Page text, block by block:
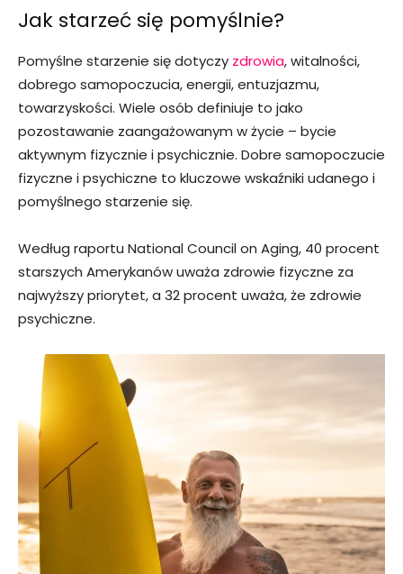
Jak starzeć się pomyślnie?
Pomyślne starzenie się dotyczy zdrowia, witalności,
dobrego samopoczucia, energii, entuzjazmu,
towarzyskości. Wiele osób definiuje to jako
pozostawanie zaangażowanym w życie – bycie
aktywnym fizycznie i psychicznie. Dobre samopoczucie
fizyczne i psychiczne to kluczowe wskaźniki udanego i
pomyślnego starzenie się.
Według raportu National Council on Aging, 40 procent
starszych Amerykanów uważa zdrowie fizyczne za
najwyższy priorytet, a 32 procent uważa, że ​​zdrowie
psychiczne.